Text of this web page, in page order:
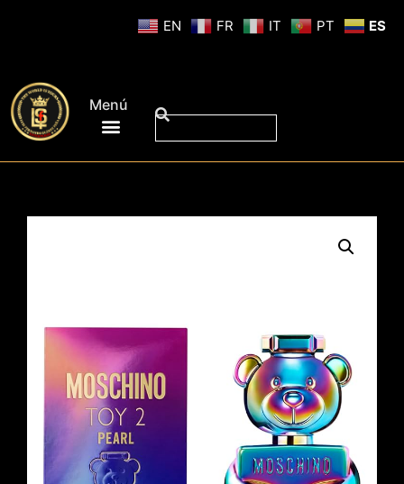
Menú
EN FR IT PT ES